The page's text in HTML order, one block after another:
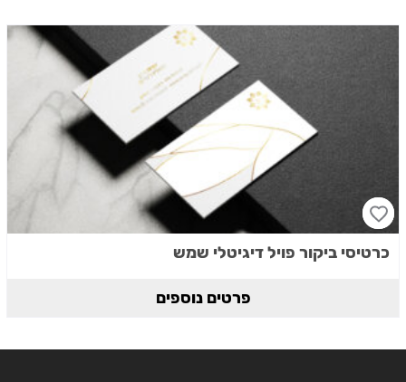
כרטיסי ביקור פויל דיגיטלי שמש
פרטים נוספים